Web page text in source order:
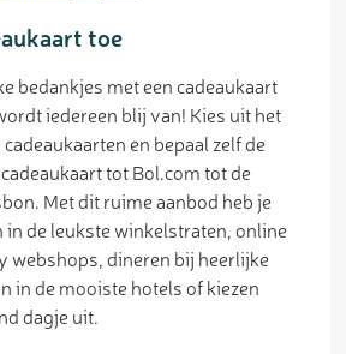
toe
bedankjes met een cadeaukaart
iedereen blij van! Kies uit het
en bepaal zelf de
tot Bol.com tot de
Met dit ruime aanbod heb je
in de leukste winkelstraten, online
webshops, dineren bij heerlijke
in de mooiste hotels of kiezen
dagje uit.